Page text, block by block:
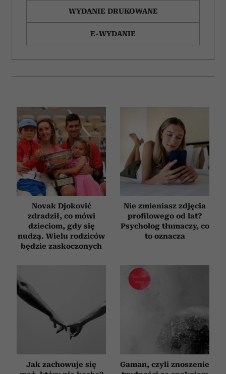
WYDANIE DRUKOWANE
E-WYDANIE
Novak Djoković
zdradził, co mówi
dzieciom, gdy się
nudzą. Wielu rodziców
będzie zaskoczonych
Nie zmieniasz zdjęcia
profilowego od lat?
Psycholog tłumaczy, co
to oznacza
Jak zachowuje się
Gaman, czyli znoszenie